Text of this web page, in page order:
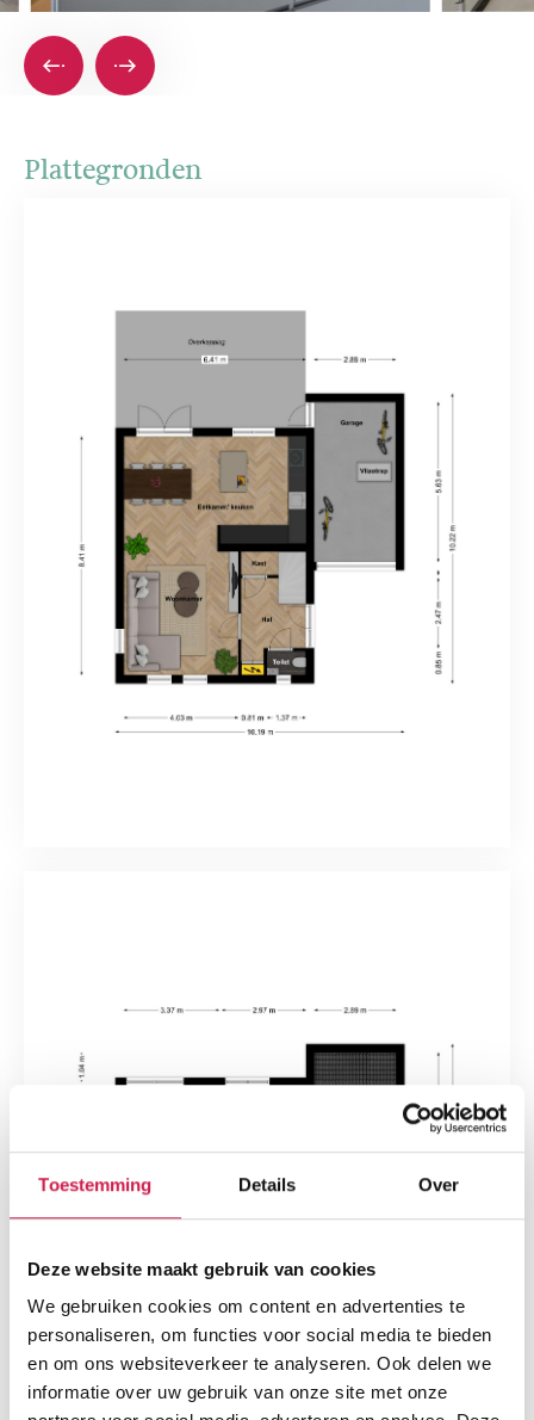
Toestemming Details Over
Deze website maakt gebruik van cookies
We gebruiken cookies om content en advertenties te
personaliseren, om functies voor social media te bieden
en om ons websiteverkeer te analyseren. Ook delen we
informatie over uw gebruik van onze site met onze
Plattegronden